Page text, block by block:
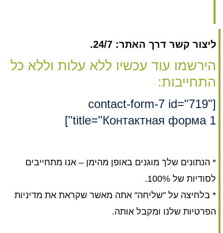
ליצור קשר דרך האתר: 24/7.
הירשמו עוד עכשיו ללא עלות וללא כל
התחייבות:
[contact-form-7 id="719"
title="Контактная форма 1"]
* הנתונים שלך מוגנים באופן מהימן – אנו מתחייבים
לסודיות של 100%.
* בלחיצה על "שליחה" אתה מאשר שקראת את מדיניות
הפרטיות שלנו ומקבל אותה.